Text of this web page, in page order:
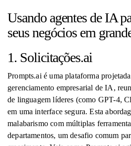
Usando agentes de IA
seus negócios em
1. Solicitações.ai
Prompts.ai é uma plataforma
gerenciamento empresarial de IA,
de linguagem líderes (como GPT-4,
em uma interface segura. Esta
malabarismo com múltiplas
departamentos, um desafio comum